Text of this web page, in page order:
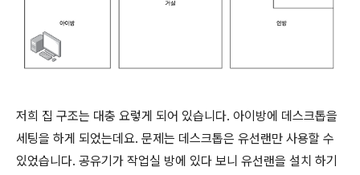
저희 집 구조는 대충 요렇게 되어 있습니다. 아이방에 데스크톱을
세팅을 하게 되었는데요. 문제는 데스크톱은 유선랜만 사용할 수
있었습니다. 공유기가 작업실 방에 있다 보니 유선랜을 설치 하기